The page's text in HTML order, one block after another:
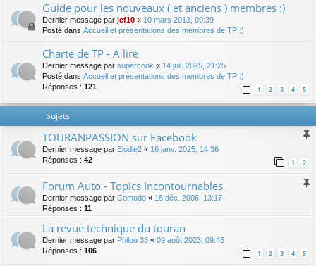
Guide pour les nouveaux ( et anciens ) membres :)
Dernier message par jef10 « 10 mars 2013, 09:39
Posté dans Accueil et présentations des membres de TP :)
Charte de TP - A lire
Dernier message par supercook « 14 juil. 2025, 21:25
Posté dans Accueil et présentations des membres de TP :)
Réponses : 121 1 2 3 4 5
Sujets
TOURANPASSION sur Facebook
Dernier message par Elodie2 « 16 janv. 2025, 14:36
Réponses : 42 1 2
Forum Auto - Topics Incontournables
Dernier message par Comodo « 18 déc. 2006, 13:17
Réponses : 11
La revue technique du touran
Dernier message par Philou 33 « 09 août 2023, 09:43
Réponses : 106 1 2 3 4 5